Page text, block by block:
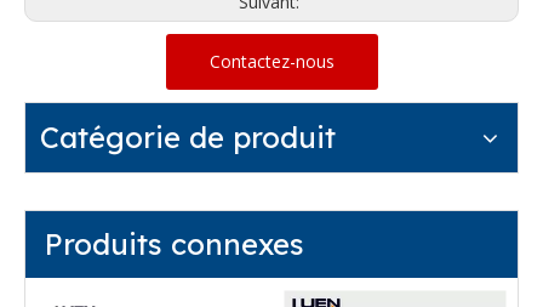
Contactez-nous
Catégorie de produit
Produits connexes